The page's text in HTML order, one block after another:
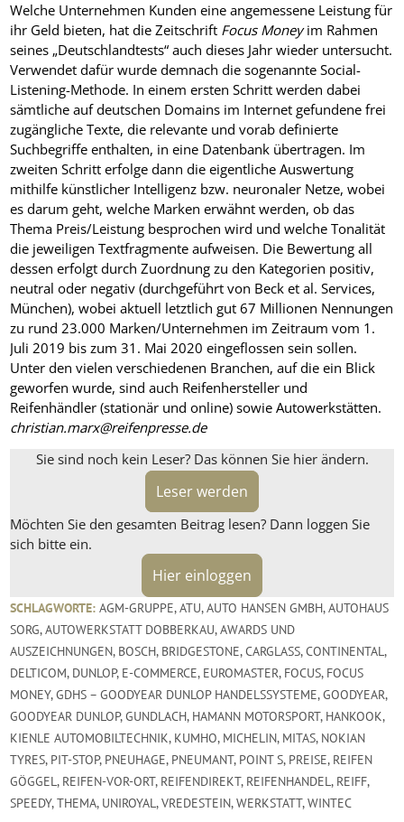
Welche Unternehmen Kunden eine angemessene Leistung für
ihr Geld bieten, hat die Zeitschrift Focus Moneyim Rahmen
seines „Deutschlandtests“ auch dieses Jahr wieder untersucht.
Verwendet dafür wurde demnach die sogenannte Social-
Listening-Methode. In einem ersten Schritt werden dabei
sämtliche auf deutschen Domains im Internet gefundene frei
zugängliche Texte, die relevante und vorab definierte
Suchbegriffe enthalten, in eine Datenbank übertragen. Im
zweiten Schritt erfolge dann die eigentliche Auswertung
mithilfe künstlicher Intelligenz bzw. neuronaler Netze, wobei
es darum geht, welche Marken erwähnt werden, ob das
Thema Preis/Leistung besprochen wird und welche Tonalität
die jeweiligen Textfragmente aufweisen. Die Bewertung all
dessen erfolgt durch Zuordnung zu den Kategorien positiv,
neutral oder negativ (durchgeführt von Beck et al. Services,
München), wobei aktuell letztlich gut 67 Millionen Nennungen
zu rund 23.000 Marken/Unternehmen im Zeitraum vom 1.
Juli 2019 bis zum 31. Mai 2020 eingeflossen sein sollen.
Unter den vielen verschiedenen Branchen, auf die ein Blick
geworfen wurde, sind auch Reifenhersteller und
Reifenhändler (stationär und online) sowie Autowerkstätten.
christian.marx@reifenpresse.de
Sie sind noch kein Leser? Das können Sie hier ändern.
Leser werden
Möchten Sie den gesamten Beitrag lesen? Dann loggen Sie
sich bitte ein.
Hier einloggen
SCHLAGWORTE: AGM-GRUPPE,ATU,AUTO HANSEN GMBH,AUTOHAUS
SORG,AUTOWERKSTATT DOBBERKAU,AWARDS UND
AUSZEICHNUNGEN, BOSCH, BRIDGESTONE,CARGLASS,CONTINENTAL,
DELTICOM, DUNLOP, E-COMMERCE, EUROMASTER, FOCUS, FOCUS
MONEY,GDHS – GOODYEAR DUNLOP HANDELSSYSTEME,GOODYEAR,
GOODYEAR DUNLOP,GUNDLACH, HAMANN MOTORSPORT, HANKOOK,
KIENLE AUTOMOBILTECHNIK, KUMHO, MICHELIN, MITAS, NOKIAN
TYRES, PIT-STOP, PNEUHAGE, PNEUMANT, POINT S, PREISE, REIFEN
GÖGGEL, REIFEN-VOR-ORT, REIFENDIREKT, REIFENHANDEL, REIFF,
SPEEDY,THEMA, UNIROYAL,VREDESTEIN,WERKSTATT,WINTEC